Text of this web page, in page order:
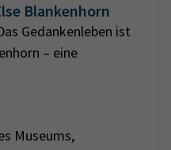
Blankenhorn
Gedankenleben ist
– eine
Museums,